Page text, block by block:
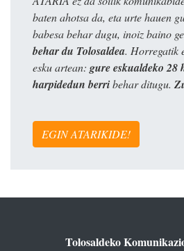
baten ahotsa da, eta urte hauen
babesa behar dugu, inoiz baino
behar du Tolosaldea. Horregatik
esku artean: gure eskualdeko
harpidedun berribehar ditugu.
EGIN ATARIKIDE!
Tolosaldeko